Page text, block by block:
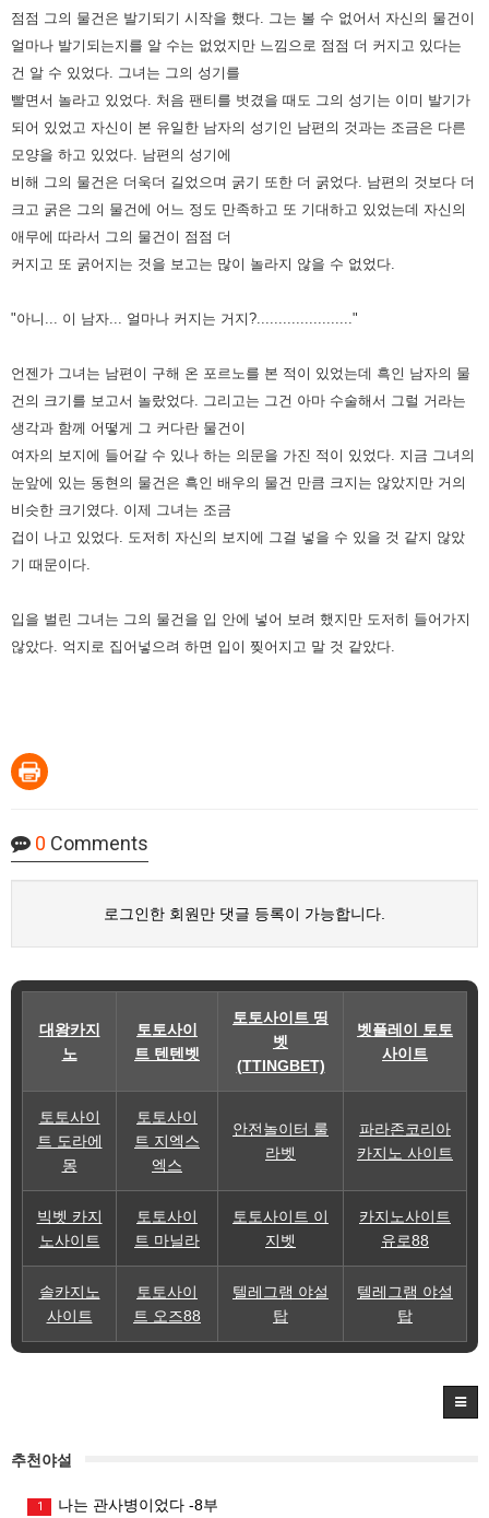
점점 그의 물건은 발기되기 시작을 했다.
그는 볼 수 없어서 자신의 물건이
얼마나 발기되는지를 알 수는 없었지만 느낌으로 점점 더 커지고 있다는
건 알 수 있었다.
그녀는 그의 성기를
빨면서 놀라고 있었다. 처음 팬티를 벗겼을 때도 그의 성기는 이미 발기가
되어 있었고 자신이 본 유일한 남자의 성기인 남편의 것과는 조금은 다른
모양을 하고 있었다. 남편의 성기에
비해 그의 물건은 더욱더 길었으며 굵기 또한 더 굵었다. 남편의 것보다 더
크고 굵은 그의 물건에 어느 정도 만족하고 또 기대하고 있었는데 자신의
애무에 따라서 그의 물건이 점점 더
커지고 또 굵어지는 것을 보고는 많이 놀라지 않을 수 없었다.
"아니... 이 남자... 얼마나 커지는 거지?......................"
언젠가 그녀는 남편이 구해 온 포르노를 본 적이 있었는데 흑인 남자의 물
건의 크기를 보고서 놀랐었다.
그리고는 그건 아마 수술해서 그럴 거라는
생각과 함께 어떻게 그 커다란 물건이
여자의 보지에 들어갈 수 있나 하는 의문을 가진 적이 있었다. 지금 그녀의
눈앞에 있는 동현의 물건은 흑인 배우의 물건 만큼 크지는 않았지만 거의
비슷한 크기였다. 이제 그녀는 조금
겁이 나고 있었다. 도저히 자신의 보지에 그걸 넣을 수 있을 것 같지 않았
기 때문이다.
입을 벌린 그녀는 그의 물건을 입 안에 넣어 보려 했지만 도저히 들어가지
않았다. 억지로 집어넣으려 하면 입이 찢어지고 말 것 같았다.
0 Comments
로그인한 회원만 댓글 등록이 가능합니다.
대왕카지
노
토토사이
트 텐텐벳
토토사이트 띵
벳
(TTINGBET)
벳플레이 토토
사이트
토토사이
트 도라에
몽
토토사이
트 지엑스
엑스
안전놀이터 룰
라벳
파라존코리아
카지노 사이트
빅벳 카지
노사이트
토토사이
트 마닐라
토토사이트 이
지벳
카지노사이트
유로88
솔카지노
사이트
토토사이
트 오즈88
텔레그램 야설
탑
텔레그램 야설
탑
추천야설
1 나는 관사병이었다 -8부